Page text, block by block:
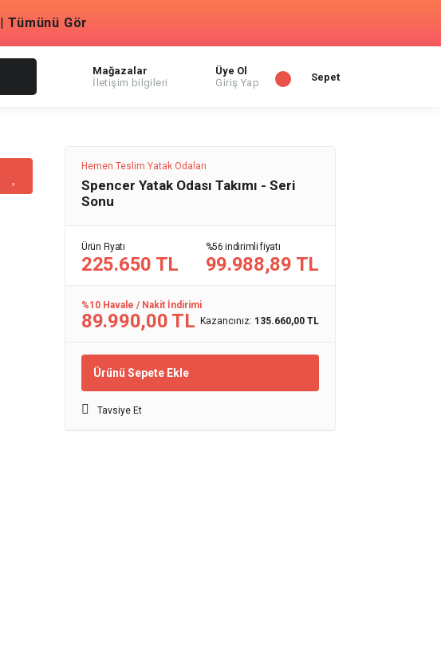
|Tümünü Gör
Mağazalar
İletişim bilgileri
Üye Ol
Giriş Yap
Sepet
Hemen Teslim Yatak Odaları
Spencer Yatak Odası Takımı - Seri
Sonu
Ürün Fiyatı
225.650 TL
%56 indirimli fiyatı
99.988,89 TL
%10 Havale / Nakit İndirimi
89.990,00 TL Kazancınız: 135.660,00 TL
Ürünü Sepete Ekle
Tavsiye Et